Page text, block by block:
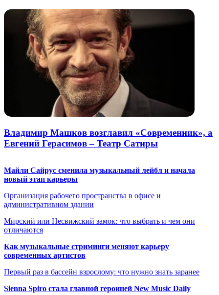
Владимир Машков возглавил «Современник», а
Евгений Герасимов – Театр Сатиры
Майли Сайрус сменила музыкальный лейбл и начала
новый этап карьеры
Организация рабочего пространства в офисе и
административном здании
Мирский или Несвижский замок: что выбрать и чем они
отличаются
Как музыкальные стриминги меняют карьеру
современных артистов
Первый раз в бассейн взрослому: что нужно знать заранее
Sienna Spiro стала главной героиней New Music Daily